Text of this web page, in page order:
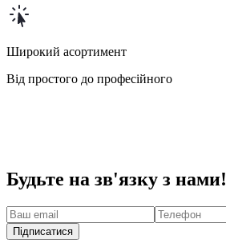
Широкий асортимент
Від простого до професійного
Будьте на зв'язку з нами!
Підписатися